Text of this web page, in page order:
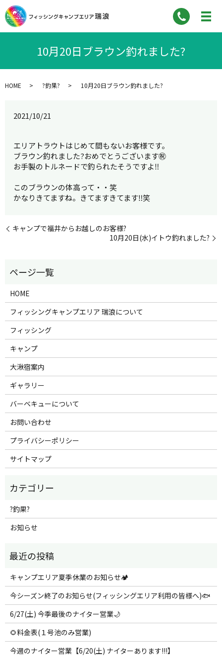
10月20日ブラウン釣れました?
HOME ?釣果? 10月20日ブラウン釣れました?
2021/10/21
エリアトラウトはじめて間もないお客様です。
ブラウン釣れました?おめでとうございます㊗️
お手製のトルネードで釣られたそうですよ‼︎
このブラウンの体高って・・笑
かなりきてますね。きてますきてます‼︎笑
キャンプで福井からお越しのお客様?
10月20日(水)イトウ釣れました?
HOME
フィッシングキャンプエリア 瑞浪について
フィッシング
キャンプ
大湫宿案内
ギャラリー
バーベキューについて
お問い合わせ
プライバシーポリシー
サイトマップ
?釣果?
お知らせ
キャンプエリア夏季休業のお知らせ🏕️
今シーズン終了のお知らせ(フィッシングエリア利用の皆様へ)🐟
6/27(土) 今季最後のナイター営業🌙
🌻料金表(１号池のみ営業)
今週のナイター営業【6/20(土) ナイターあります!!!】